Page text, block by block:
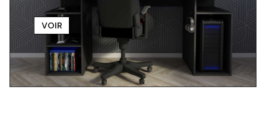
VOIR